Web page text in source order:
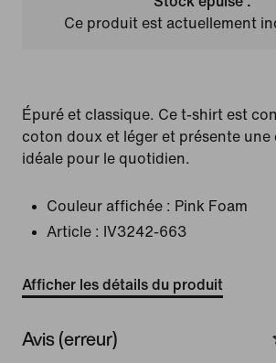
Ce produit est actuellement
Épuré et classique. Ce t-shirt est
coton doux et léger et présente une
idéale pour le quotidien.
Couleur affichée : Pink Foam
Article : IV3242-663
Afficher les détails du produit
Avis (erreur)